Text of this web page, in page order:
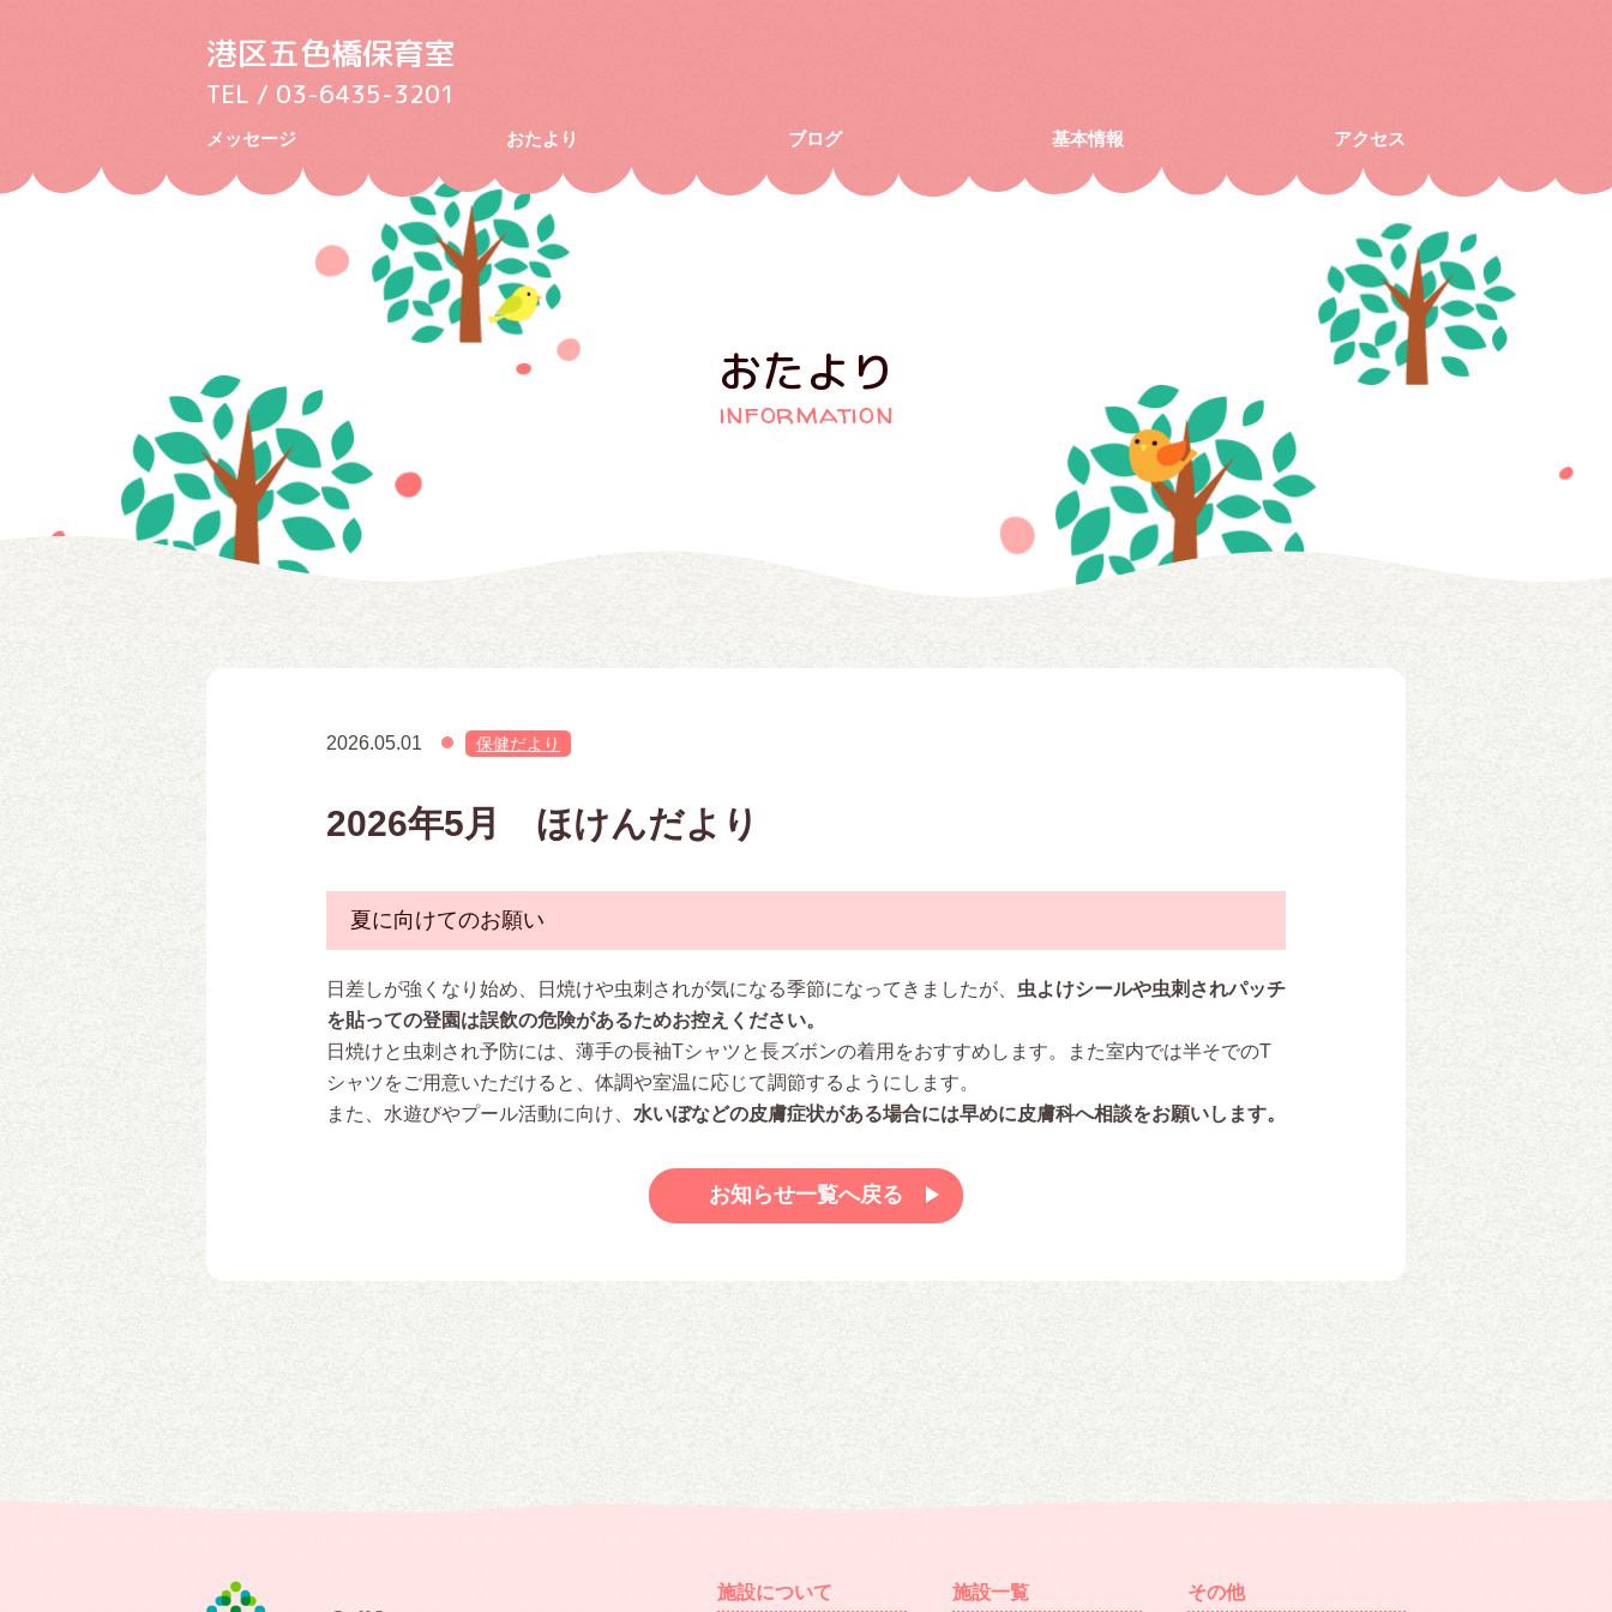
港区五色橋保育室
TEL / 03-6435-3201
メッセージ おたより ブログ 基本情報 アクセス
おたより
information
2026.05.01 保健だより
2026年5月 ほけんだより
夏に向けてのお願い
日差しが強くなり始め、日焼けや虫刺されが気になる季節になってきましたが、 虫よけシールや虫刺されパッチ
を貼っての登園は誤飲の危険があるためお控えください。
日焼けと虫刺され予防には、薄手の長袖Tシャツと長ズボンの着用をおすすめします。また室内では半そでのT
シャツをご用意いただけると、体調や室温に応じて調節するようにします。
また、水遊びやプール活動に向け、 水いぼなどの皮膚症状がある場合には早めに皮膚科へ相談をお願いします。
お知らせ一覧へ戻る
施設について 施設一覧 その他